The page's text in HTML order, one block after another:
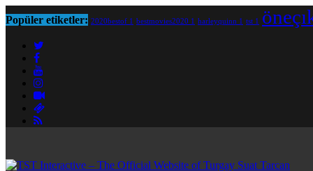
Popüler etiketler: 2020bestof 1 bestmovies2020 1 harleyquinn 1 tst 1